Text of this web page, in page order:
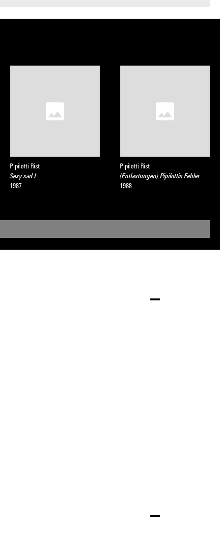
Pipilotti Rist
Sexy sad I
1987
Pipilotti Rist
(Entlastungen) Pipilottis Fehler
1988